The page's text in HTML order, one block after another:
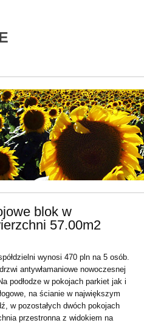
blok w
57.00m2
wynosi 470 pln na 5 osób.
antywłamaniowe nowoczesnej
podłodze w pokojach parkiet jak i
na ścianie w największym
w pozostałych dwóch pokojach
przestronna z widokiem na